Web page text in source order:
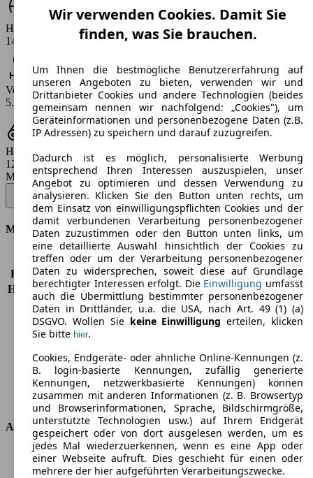
Höchstgeschwindigkeit (km/h)
143 - 146 km/h
Verbrauch
5.4 - 5.6 l/100km
Hubraum
1248 ccm
Modellbezeichnung:
Doblo Cargo JTD 223.107.2 MAXI - 55 KW (75 PS) (2008/01 -
2010/01) ▼
Motor & Leistung
KW (PS)
55 kW (75 PS)
Beschleunigung (0-100 km/h) -
Höchstgeschwindigkeit (km/h) 146 km/h
Anzahl der Gänge
Drehmoment
190 nm
Hubraum
Kraftstoff
Diesel
Zylinder
4
Getriebe
Schaltgetriebe
Antriebsart
Vorderradantrieb
Abmessungen
Länge
4633 mm
Höhe
1831 mm
Wir verwenden Cookies. Damit Sie
finden, was Sie brauchen.
Um Ihnen die bestmögliche Benutzererfahrung auf
unseren Angeboten zu bieten, verwenden wir und
Drittanbieter Cookies und andere Technologien (beides
gemeinsam nennen wir nachfolgend: „Cookies"), um
Geräteinformationen und personenbezogene Daten (z.B.
IP Adressen) zu speichern und darauf zuzugreifen.
Dadurch ist es möglich, personalisierte Werbung
entsprechend Ihren Interessen auszuspielen, unser
Angebot zu optimieren und dessen Verwendung zu
analysieren. Klicken Sie den Button unten rechts, um
dem Einsatz von einwilligungspflichten Cookies und der
damit verbundenen Verarbeitung personenbezogener
Daten zuzustimmen oder den Button unten links, um
eine detaillierte Auswahl hinsichtlich der Cookies zu
treffen oder um der Verarbeitung personenbezogener
Daten zu widersprechen, soweit diese auf Grundlage
berechtigter Interessen erfolgt. Die Einwilligung umfasst
auch die Übermittlung bestimmter personenbezogener
Daten in Drittländer, u.a. die USA, nach Art. 49 (1) (a)
DSGVO. Wollen Sie keine Einwilligung erteilen, klicken
Sie bitte hier.
Cookies, Endgeräte- oder ähnliche Online-Kennungen (z.
B. login-basierte Kennungen, zufällig generierte
Kennungen, netzwerkbasierte Kennungen) können
zusammen mit anderen Informationen (z. B. Browsertyp
und Browserinformationen, Sprache, Bildschirmgröße,
unterstützte Technologien usw.) auf Ihrem Endgerät
gespeichert oder von dort ausgelesen werden, um es
jedes Mal wiederzuerkennen, wenn es eine App oder
einer Webseite aufruft. Dies geschieht für einen oder
mehrere der hier aufgeführten Verarbeitungszwecke.